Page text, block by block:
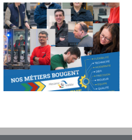
Découvrez les histoires de celles et